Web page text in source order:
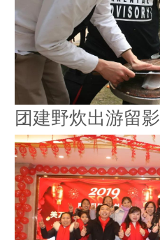
团建野炊出游留影